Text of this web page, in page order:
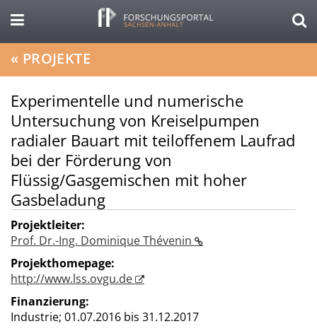
« PROJEKTE
Experimentelle und numerische
Untersuchung von Kreiselpumpen
radialer Bauart mit teiloffenem Laufrad
bei der Förderung von
Flüssig/Gasgemischen mit hoher
Gasbeladung
Projektleiter:
Prof. Dr.-Ing. Dominique Thévenin
Projekthomepage:
http://www.lss.ovgu.de
Finanzierung:
Industrie; 01.07.2016 bis 31.12.2017